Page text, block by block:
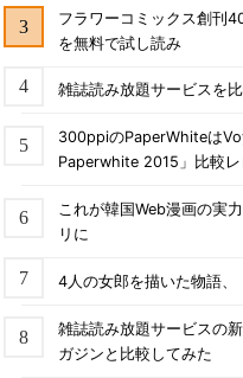
フラワーコミックス創刊
を無料で試し読み
雑誌読み放題サービスを
300ppiのPaperWhiteは
Paperwhite 2015」比較レ
これが韓国Web漫画の実
リに
4人の女郎を描いた物語
雑誌読み放題サービスの
ガジンと比較してみた